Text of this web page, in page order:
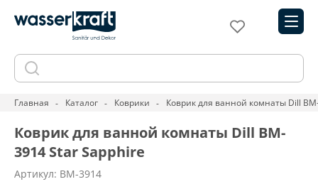
Главная Каталог Коврики Коврик для ванной комнаты Dill
Коврик для ванной комнаты Dill BM-
3914 Star Sapphire
Артикул: BM-3914